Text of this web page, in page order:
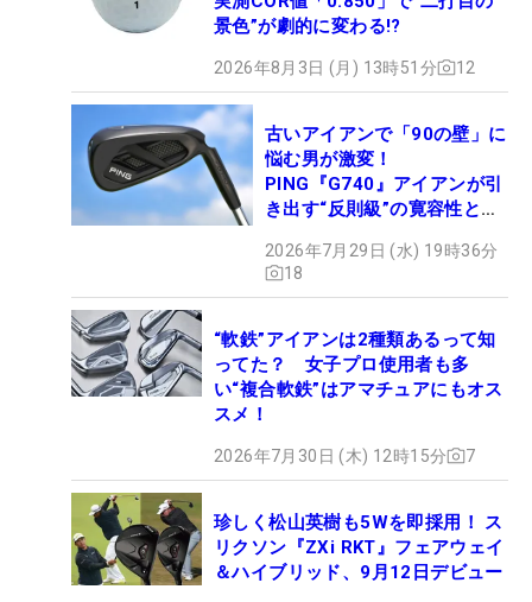
景色”が劇的に変わる!?
2026年8月3日 (月) 13時51分 12
古いアイアンで「90の壁」に
悩む男が激変！
PING『G740』アイアンが引
き出す“反則級”の寛容性と飛
2026年7月29日 (水) 19時36分
18
“軟鉄”アイアンは2種類あるって知
ってた？ 女子プロ使用者も多
い“複合軟鉄”はアマチュアにもオス
スメ！
2026年7月30日 (木) 12時15分 7
珍しく松山英樹も5Wを即採用！ ス
リクソン『ZXi RKT』フェアウェイ
＆ハイブリッド、9月12日デビュー